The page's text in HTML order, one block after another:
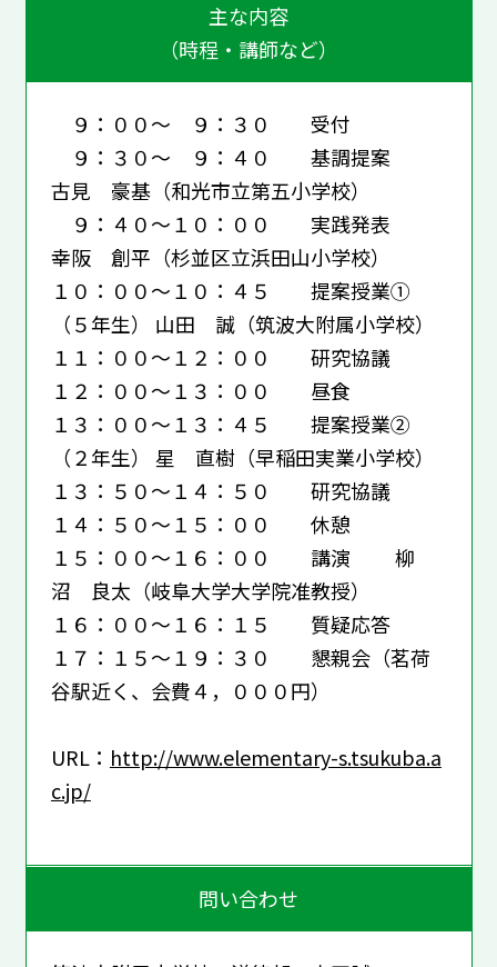
主な内容
（時程・講師など）
９：００～ ９：３０ 受付
９：３０～ ９：４０ 基調提案
古見 豪基（和光市立第五小学校）
９：４０～１０：００ 実践発表
幸阪 創平（杉並区立浜田山小学校）
１０：００～１０：４５ 提案授業①
（５年生） 山田 誠（筑波大附属小学校）
１１：００～１２：００ 研究協議
１２：００～１３：００ 昼食
１３：００～１３：４５ 提案授業②
（２年生） 星 直樹（早稲田実業小学校）
１３：５０～１４：５０ 研究協議
１４：５０～１５：００ 休憩
１５：００～１６：００ 講演 柳
沼 良太（岐阜大学大学院准教授）
１６：００～１６：１５ 質疑応答
１７：１５～１９：３０ 懇親会（茗荷
谷駅近く、会費４，０００円）
URL： http://www.elementary-s.tsukuba.a
c.jp/
問い合わせ